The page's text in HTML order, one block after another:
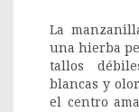
La
una hierba
tallos
blancas y
el centro